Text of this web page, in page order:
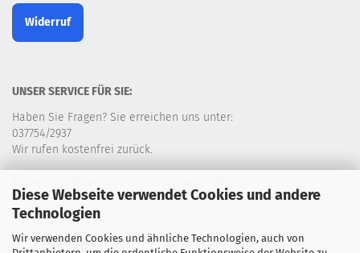
Diese Webseite verwendet Cookies und andere
Technologien
Wir verwenden Cookies und ähnliche Technologien, auch von
Widerruf
UNSER SERVICE FÜR SIE:
Haben Sie Fragen? Sie erreichen uns unter:
037754/2937
Wir rufen kostenfrei zurück.